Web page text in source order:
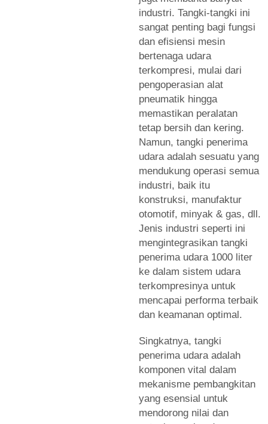
industri. Tangki-tangki ini
sangat penting bagi fungsi
dan efisiensi mesin
bertenaga udara
terkompresi, mulai dari
pengoperasian alat
pneumatik hingga
memastikan peralatan
tetap bersih dan kering.
Namun, tangki penerima
udara adalah sesuatu yang
mendukung operasi semua
industri, baik itu
konstruksi, manufaktur
otomotif, minyak & gas, dll.
Jenis industri seperti ini
mengintegrasikan tangki
penerima udara 1000 liter
ke dalam sistem udara
terkompresinya untuk
mencapai performa terbaik
dan keamanan optimal.
Singkatnya, tangki
penerima udara adalah
komponen vital dalam
mekanisme pembangkitan
yang esensial untuk
mendorong nilai dan